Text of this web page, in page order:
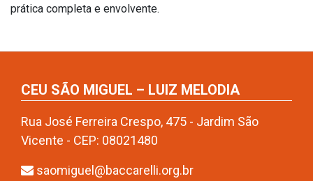
prática completa e envolvente.
CEU SÃO MIGUEL – LUIZ MELODIA
Rua José Ferreira Crespo, 475 - Jardim São
Vicente - CEP: 08021480
saomiguel@baccarelli.org.br